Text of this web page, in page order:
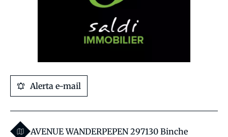
Alerta e-mail
AVENUE WANDERPEPEN 297130 Binche